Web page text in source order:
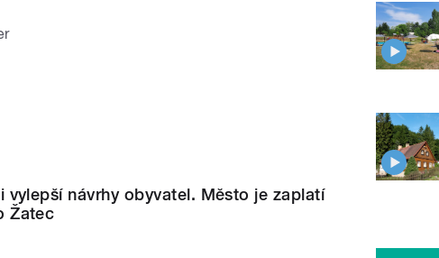
vylepší návrhy obyvatel. Město je zaplatí
Žatec